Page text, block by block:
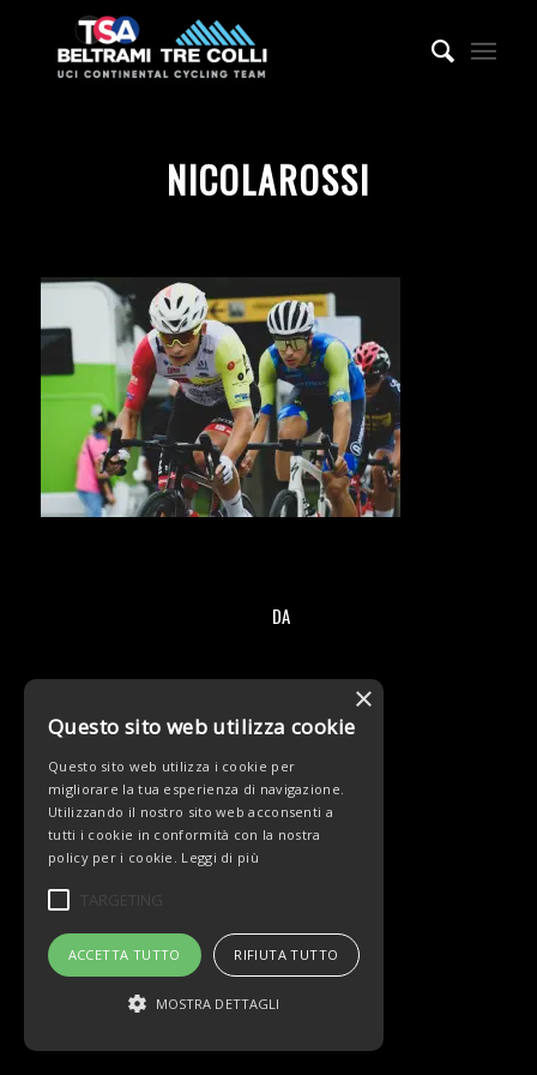
NICOLAROSSI
DA
© Copyright - Team Beltrami TSA - MARCHIOL
×
Questo sito web utilizza cookie
Questo sito web utilizza i cookie per
migliorare la tua esperienza di navigazione.
Utilizzando il nostro sito web acconsenti a
tutti i cookie in conformità con la nostra
policy per i cookie. Leggi di più
TARGETING
ACCETTA TUTTO RIFIUTA TUTTO
MOSTRA DETTAGLI